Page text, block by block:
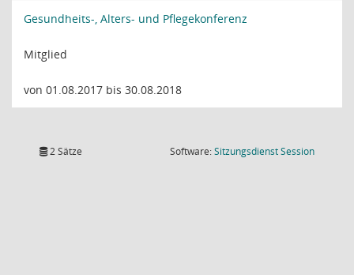
Gesundheits-, Alters- und Pflegekonferenz
Mitglied
von 01.08.2017 bis 30.08.2018
2 Sätze Software:SitzungsdienstSession(Wird in